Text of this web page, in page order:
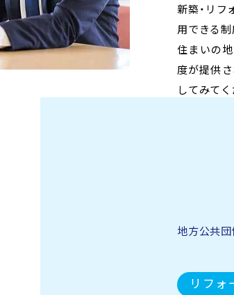
新築・リ
用できる制
住まいの
度が提供
してみてく
地方公共
リフォ